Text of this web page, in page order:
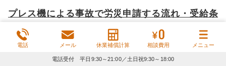
プレス機による事故で労災申請する流れ・受給条
件・補償内容を解説
公開: 2026年07月23日
慰謝料・損害賠償 プレス機 事故
電話 メール 休業補償計算 相談費用 メニュー
電話受付 平日9:30～21:00／土日祝9:30～18:00